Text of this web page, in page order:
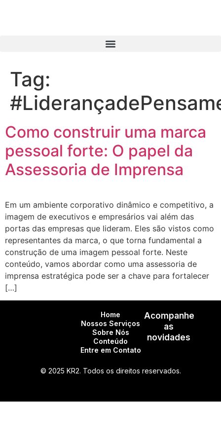
Tag:
Como construir uma marca
pessoal forte: O papel da
Assessoria de Imprensa
Em um ambiente corporativo dinâmico e competitivo, a
imagem de executivos e empresários vai além das
portas das empresas que lideram. Eles são vistos como
representantes da marca, o que torna fundamental a
construção de uma imagem pessoal forte. Neste
conteúdo, vamos abordar como uma assessoria de
imprensa estratégica pode ser a chave para fortalecer
[…]
Home
Nossos Serviços
Sobre Nós
Conteúdo
Entre em Contato
Acompanhe
as
novidades
© 2025 KR2. Todos os direitos reservados.